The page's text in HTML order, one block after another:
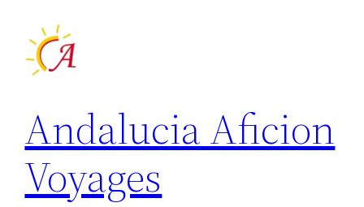
contenu
Andalucia Aficion
Voyages